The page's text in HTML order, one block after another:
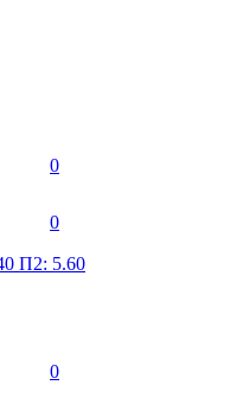
0
0
П2: 5.60
0